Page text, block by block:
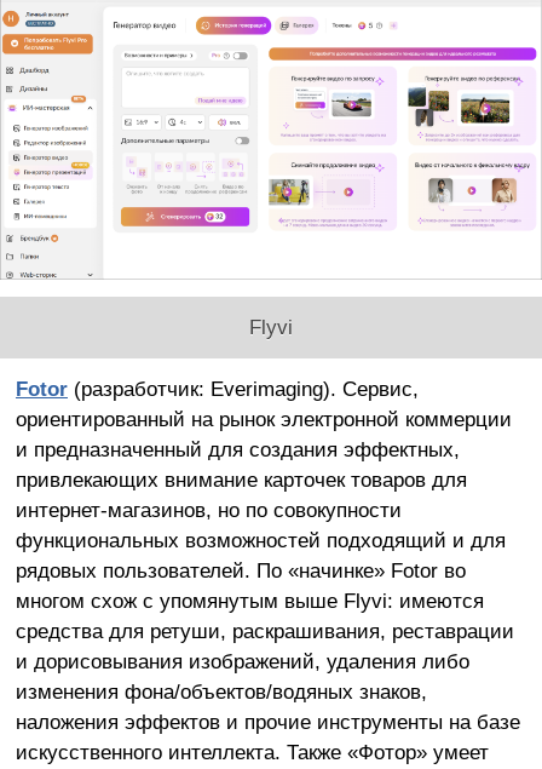
Flyvi
Fotor(разработчик: Everimaging). Сервис,
ориентированный на рынок электронной коммерции
и предназначенный для создания эффектных,
привлекающих внимание карточек товаров для
интернет-магазинов, но по совокупности
функциональных возможностей подходящий и для
рядовых пользователей. По «начинке» Fotor во
многом схож с упомянутым выше Flyvi: имеются
средства для ретуши, раскрашивания, реставрации
и дорисовывания изображений, удаления либо
изменения фона/объектов/водяных знаков,
наложения эффектов и прочие инструменты на базе
искусственного интеллекта. Также «Фотор» умеет